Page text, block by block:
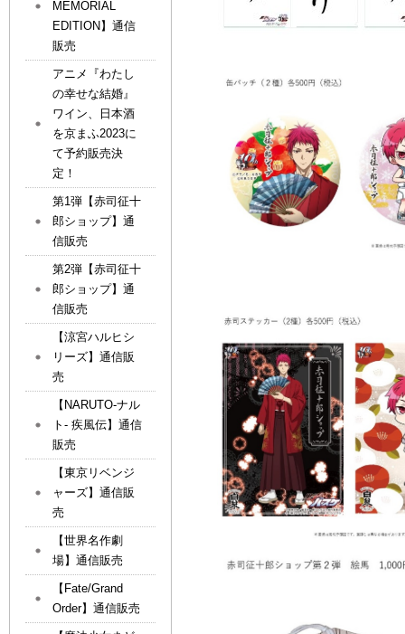
MEMORIAL
EDITION】通信
販売
アニメ『わたし
の幸せな結婚』
ワイン、日本酒
を京まふ2023に
て予約販売決
定！
第1弾【赤司征十
郎ショップ】通
信販売
第2弾【赤司征十
郎ショップ】通
信販売
【涼宮ハルヒシ
リーズ】通信販
売
【NARUTO-ナル
ト- 疾風伝】通信
販売
【東京リベンジ
ャーズ】通信販
売
【世界名作劇
場】通信販売
【Fate/Grand
Order】通信販売